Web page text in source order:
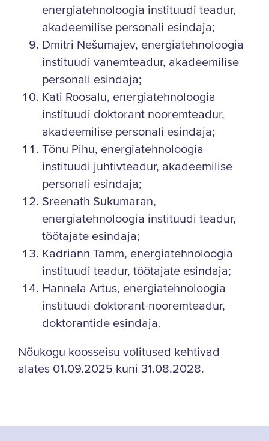
energiatehnoloogia instituudi teadur,
akadeemilise personali esindaja;
Dmitri Nešumajev, energiatehnoloogia
instituudi vanemteadur, akadeemilise
personali esindaja;
Kati Roosalu, energiatehnoloogia
instituudi doktorant nooremteadur,
akadeemilise personali esindaja;
Tõnu Pihu, energiatehnoloogia
instituudi juhtivteadur, akadeemilise
personali esindaja;
Sreenath Sukumaran,
energiatehnoloogia instituudi teadur,
töötajate esindaja;
Kadriann Tamm, energiatehnoloogia
instituudi teadur, töötajate esindaja;
Hannela Artus, energiatehnoloogia
instituudi doktorant-nooremteadur,
doktorantide esindaja.
Nõukogu koosseisu volitused kehtivad
alates 01.09.2025 kuni 31.08.2028.